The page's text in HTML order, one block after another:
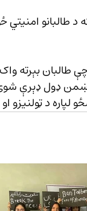
طالبانو
بېرته واک
په اندېښمن
لپاره د